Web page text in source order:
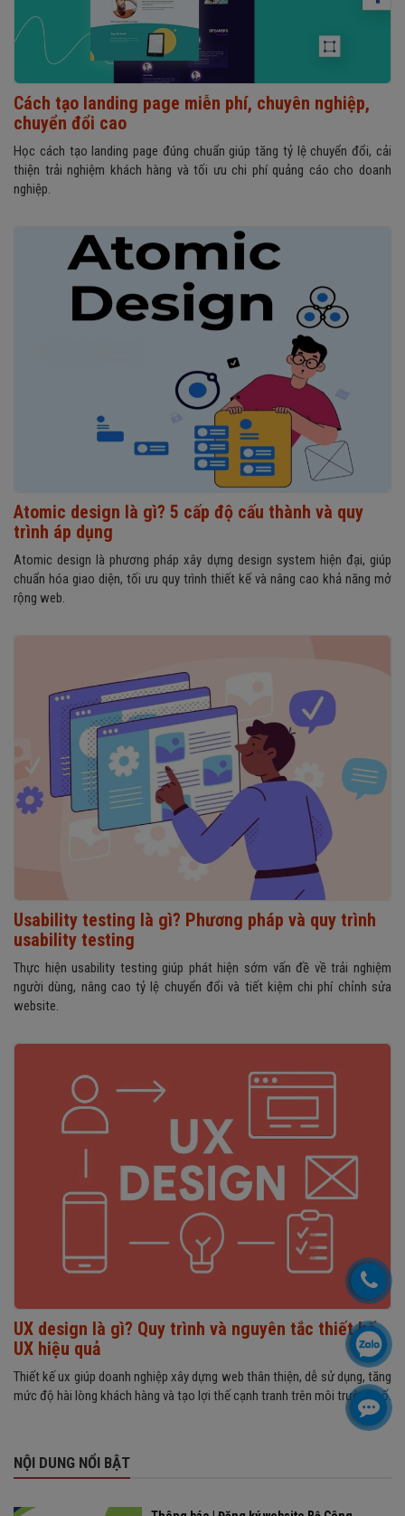
Cách tạo landing page miễn phí, chuyên nghiệp,
chuyển đổi cao
Học cách tạo landing page đúng chuẩn giúp tăng tỷ lệ chuyển đổi, cải
thiện trải nghiệm khách hàng và tối ưu chi phí quảng cáo cho doanh
nghiệp.
Atomic design là gì? 5 cấp độ cấu thành và quy
trình áp dụng
Atomic design là phương pháp xây dựng design system hiện đại, giúp
chuẩn hóa giao diện, tối ưu quy trình thiết kế và nâng cao khả năng mở
rộng web.
Usability testing là gì? Phương pháp và quy trình
usability testing
Thực hiện usability testing giúp phát hiện sớm vấn đề về trải nghiệm
người dùng, nâng cao tỷ lệ chuyển đổi và tiết kiệm chi phí chỉnh sửa
website.
UX design là gì? Quy trình và nguyên tắc thiết kế
UX hiệu quả
Thiết kế ux giúp doanh nghiệp xây dựng web thân thiện, dễ sử dụng, tăng
mức độ hài lòng khách hàng và tạo lợi thế cạnh tranh trên môi trường số.
NỘI DUNG NỔI BẬT